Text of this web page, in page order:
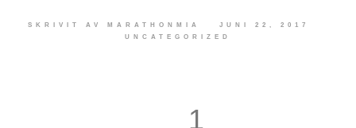
SKRIVIT AV MARATHONMIA
JUNI 22, 2017
UNCATEGORIZED
1